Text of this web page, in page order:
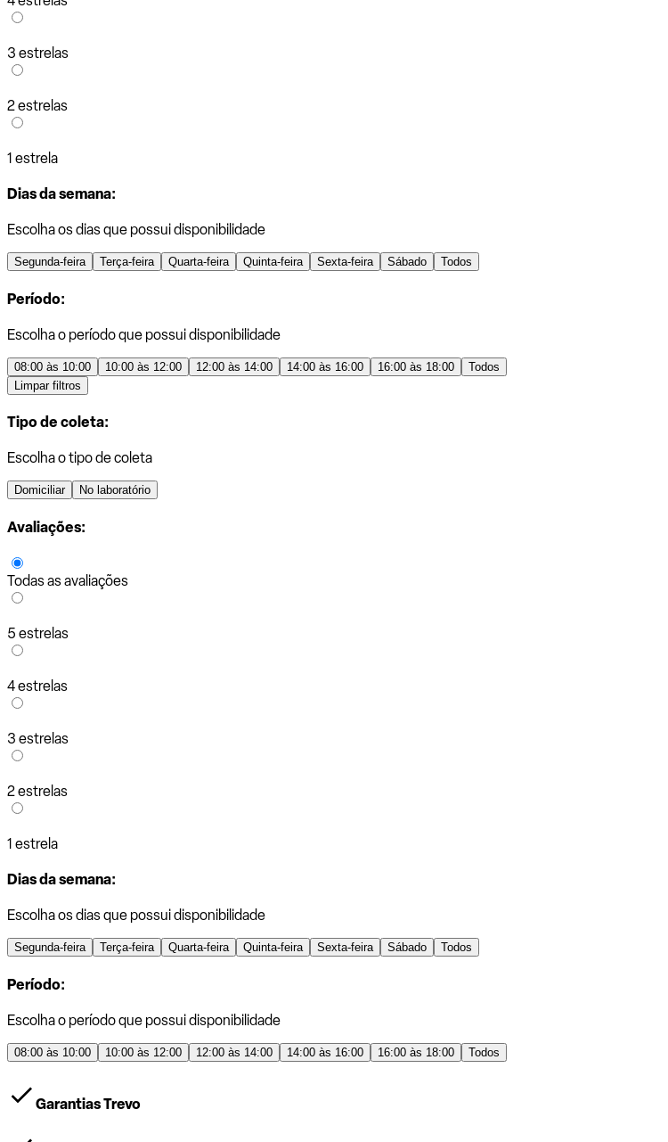
3 estrelas
2 estrelas
1 estrela
Dias da semana:
Escolha os dias que possui disponibilidade
Segunda-feira Terça-feira Quarta-feira Quinta-feira Sexta-feira Sábado Todos
Período:
Escolha o período que possui disponibilidade
08:00 às 10:00 10:00 às 12:00 12:00 às 14:00 14:00 às 16:00 16:00 às 18:00
Todos
Limpar filtros
Tipo de coleta:
Escolha o tipo de coleta
Domiciliar No laboratório
Avaliações:
Todas as avaliações
5 estrelas
4 estrelas
3 estrelas
2 estrelas
1 estrela
Dias da semana:
Escolha os dias que possui disponibilidade
Segunda-feira Terça-feira Quarta-feira Quinta-feira Sexta-feira Sábado Todos
Período:
Escolha o período que possui disponibilidade
08:00 às 10:00 10:00 às 12:00 12:00 às 14:00 14:00 às 16:00 16:00 às 18:00 Todos
Garantias Trevo